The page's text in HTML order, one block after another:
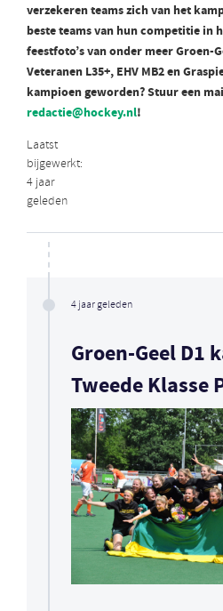
verzekeren teams zich van het
beste teams van hun competitie in
feestfoto’s van onder meer Groen-
Veteranen L35+, EHV MB2 en
kampioen geworden? Stuur een
redactie@hockey.nl!
Laatst
bijgewerkt:
4 jaar
geleden
4 jaar geleden
Groen-Geel D1
Tweede Klasse